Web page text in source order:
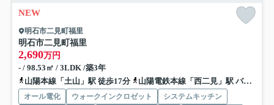
NEW
明石市二見町福里
明石市二見町福里
2,690万円
- / 98.53㎡ / 3LDK /築3年
山陽本線「土山」駅 徒歩17分
山陽電鉄本線「西二見」駅 バス9分 兵庫県明石市「西二見岡の上」 停歩14分
オール電化 ウォークインクロゼット
システムキッチン